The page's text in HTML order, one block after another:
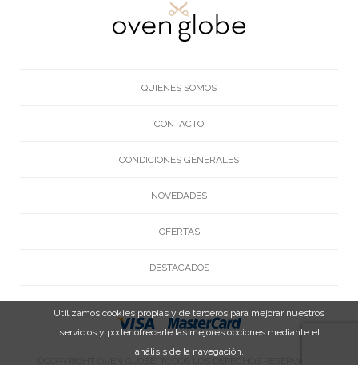
QUIENES SOMOS
CONTACTO
CONDICIONES GENERALES
NOVEDADES
OFERTAS
DESTACADOS
Utilizamos cookies propias y de terceros para mejorar nuestros
servicios y poder ofrecerle las mejores opciones mediante el
análisis de la navegación.